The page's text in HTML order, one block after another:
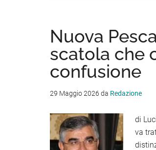
Nuova
scatola che
confusione
29 Maggio 2026 da Redazione
di
va